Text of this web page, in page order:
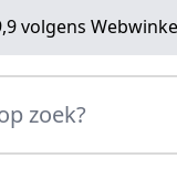
volgens